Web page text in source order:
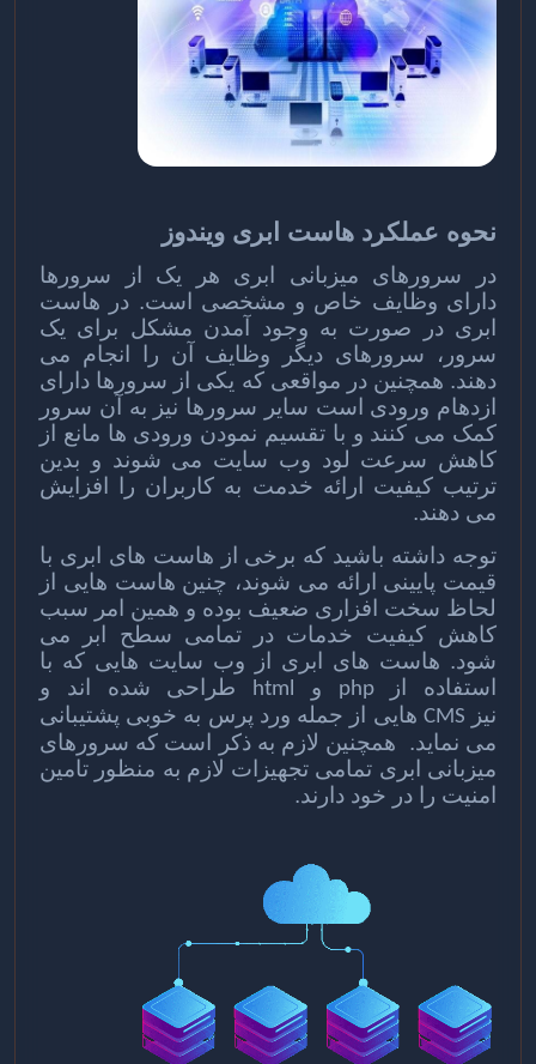
نحوه عملکرد هاست ابری ویندوز
در سرورهای میزبانی ابری هر یک از سرورها
دارای وظایف خاص و مشخصی است. در هاست
ابری در صورت به وجود آمدن مشکل برای یک
سرور، سرورهای دیگر وظایف آن را انجام می
دهند. همچنین در مواقعی که یکی از سرورها دارای
ازدهام ورودی است سایر سرورها نیز به آن سرور
کمک می کنند و با تقسیم نمودن ورودی ها مانع از
کاهش سرعت لود وب سایت می شوند و بدین
ترتیب کیفیت ارائه خدمت به کاربران را افزایش
می دهند.
توجه داشته باشید که برخی از هاست های ابری با
قیمت پایینی ارائه می شوند، چنین هاست هایی از
لحاظ سخت افزاری ضعیف بوده و همین امر سبب
کاهش کیفیت خدمات در تمامی سطح ابر می
شود. هاست های ابری از وب سایت هایی که با
استفاده از
phpو htmlطراحی شده اند و
نیزCMSهایی از جمله ورد پرس به خوبی پشتیبانی
می نماید. همچنین لازم به ذکر است که سرورهای
میزبانی ابری تمامی تجهیزات لازم به منظور تامین
امنیت را در خود دارند.